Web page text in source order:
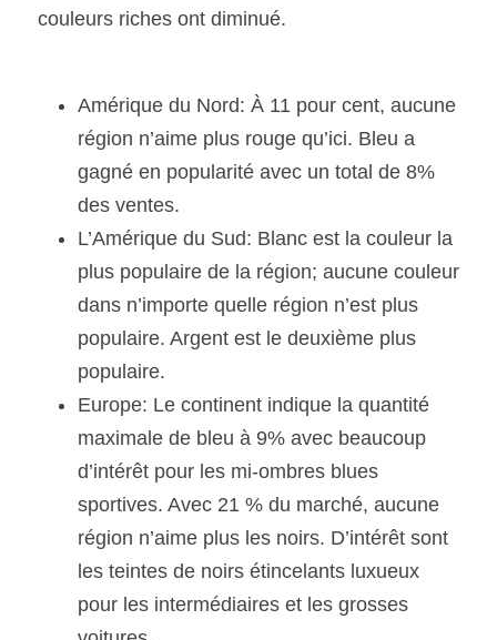
couleurs riches ont diminué.
Amérique du Nord: À 11 pour cent, aucune
région n’aime plus rouge qu’ici. Bleu a
gagné en popularité avec un total de 8%
des ventes.
L’Amérique du Sud: Blanc est la couleur la
plus populaire de la région; aucune couleur
dans n’importe quelle région n’est plus
populaire. Argent est le deuxième plus
populaire.
Europe: Le continent indique la quantité
maximale de bleu à 9% avec beaucoup
d’intérêt pour les mi-ombres blues
sportives. Avec 21 % du marché, aucune
région n’aime plus les noirs. D’intérêt sont
les teintes de noirs étincelants luxueux
pour les intermédiaires et les grosses